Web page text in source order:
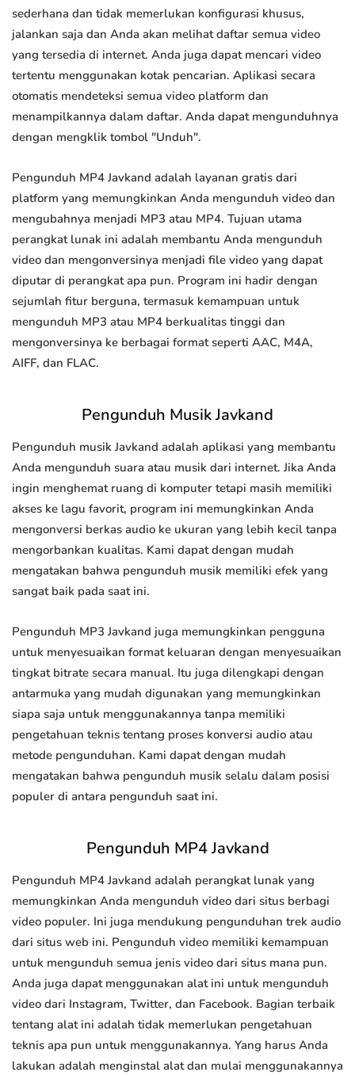
sederhana dan tidak memerlukan konfigurasi khusus,
jalankan saja dan Anda akan melihat daftar semua video
yang tersedia di internet. Anda juga dapat mencari video
tertentu menggunakan kotak pencarian. Aplikasi secara
otomatis mendeteksi semua video platform dan
menampilkannya dalam daftar. Anda dapat mengunduhnya
dengan mengklik tombol "Unduh".
Pengunduh MP4 Javkand adalah layanan gratis dari
platform yang memungkinkan Anda mengunduh video dan
mengubahnya menjadi MP3 atau MP4. Tujuan utama
perangkat lunak ini adalah membantu Anda mengunduh
video dan mengonversinya menjadi file video yang dapat
diputar di perangkat apa pun. Program ini hadir dengan
sejumlah fitur berguna, termasuk kemampuan untuk
mengunduh MP3 atau MP4 berkualitas tinggi dan
mengonversinya ke berbagai format seperti AAC, M4A,
AIFF, dan FLAC.
Pengunduh Musik Javkand
Pengunduh musik Javkand adalah aplikasi yang membantu
Anda mengunduh suara atau musik dari internet. Jika Anda
ingin menghemat ruang di komputer tetapi masih memiliki
akses ke lagu favorit, program ini memungkinkan Anda
mengonversi berkas audio ke ukuran yang lebih kecil tanpa
mengorbankan kualitas. Kami dapat dengan mudah
mengatakan bahwa pengunduh musik memiliki efek yang
sangat baik pada saat ini.
Pengunduh MP3 Javkand juga memungkinkan pengguna
untuk menyesuaikan format keluaran dengan menyesuaikan
tingkat bitrate secara manual. Itu juga dilengkapi dengan
antarmuka yang mudah digunakan yang memungkinkan
siapa saja untuk menggunakannya tanpa memiliki
pengetahuan teknis tentang proses konversi audio atau
metode pengunduhan. Kami dapat dengan mudah
mengatakan bahwa pengunduh musik selalu dalam posisi
populer di antara pengunduh saat ini.
Pengunduh MP4 Javkand
Pengunduh MP4 Javkand adalah perangkat lunak yang
memungkinkan Anda mengunduh video dari situs berbagi
video populer. Ini juga mendukung pengunduhan trek audio
dari situs web ini. Pengunduh video memiliki kemampuan
untuk mengunduh semua jenis video dari situs mana pun.
Anda juga dapat menggunakan alat ini untuk mengunduh
video dari Instagram, Twitter, dan Facebook. Bagian terbaik
tentang alat ini adalah tidak memerlukan pengetahuan
teknis apa pun untuk menggunakannya. Yang harus Anda
lakukan adalah menginstal alat dan mulai menggunakannya